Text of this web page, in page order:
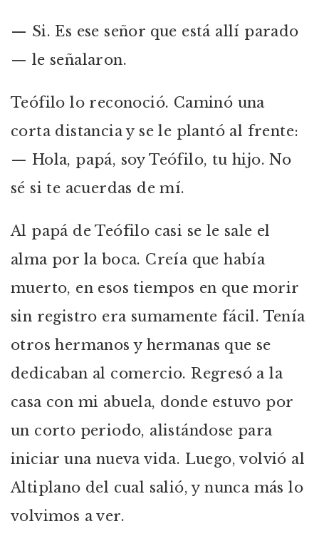
— Si. Es ese señor que está allí parado
— le señalaron.
Teófilo lo reconoció. Caminó una
corta distancia y se le plantó al frente:
— Hola, papá, soy Teófilo, tu hijo. No
sé si te acuerdas de mí.
Al papá de Teófilo casi se le sale el
alma por la boca. Creía que había
muerto, en esos tiempos en que morir
sin registro era sumamente fácil. Tenía
otros hermanos y hermanas que se
dedicaban al comercio. Regresó a la
casa con mi abuela, donde estuvo por
un corto periodo, alistándose para
iniciar una nueva vida. Luego, volvió al
Altiplano del cual salió, y nunca más lo
volvimos a ver.